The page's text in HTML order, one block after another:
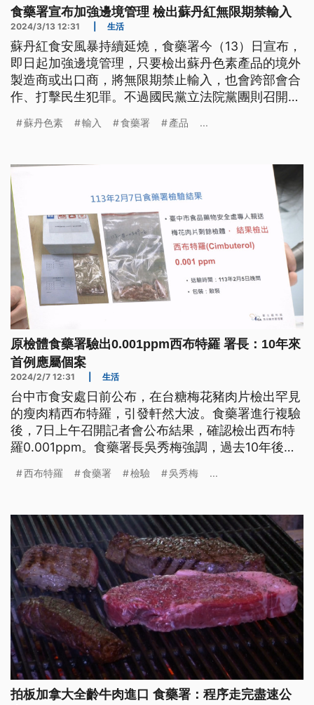
食藥署宣布加強邊境管理 檢出蘇丹紅無限期禁輸入
2024/3/13 12:31 生活
蘇丹紅食安風暴持續延燒，食藥署今（13）日宣布，
即日起加強邊境管理，只要檢出蘇丹色素產品的境外
製造商或出口商，將無限期禁止輸入，也會跨部會合
作、打擊民生犯罪。不過國民黨立法院黨團則召開記
薛瑞元及食藥署長吳秀梅下台負責。
蘇丹色素 輸入 食藥署 產品 ...
原檢體食藥署驗出0.001ppm西布特羅 署長：10年來
首例應屬個案
2024/2/7 12:31 生活
台中市食安處日前公布，在台糖梅花豬肉片檢出罕見
的瘦肉精西布特羅，引發軒然大波。食藥署進行複驗
後，7日上午召開記者會公布結果，確認檢出西布特
羅0.001ppm。食藥署長吳秀梅強調，過去10年後市
民眾仍可安心吃豬肉。
西布特羅 食藥署 檢驗 吳秀梅 ...
拍板加拿大全齡牛肉進口 食藥署：程序走完盡速公